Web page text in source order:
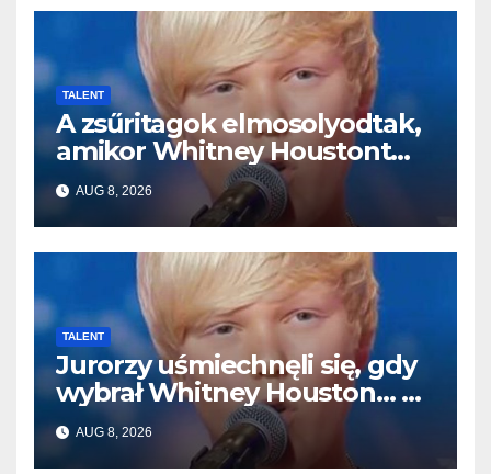
TALENT
A zsűritagok elmosolyodtak,
amikor Whitney Houstont
választotta… Aztán énekelni
kezdett
AUG 8, 2026
TALENT
Jurorzy uśmiechnęli się, gdy
wybrał Whitney Houston… A
potem zaczął śpiewać
AUG 8, 2026